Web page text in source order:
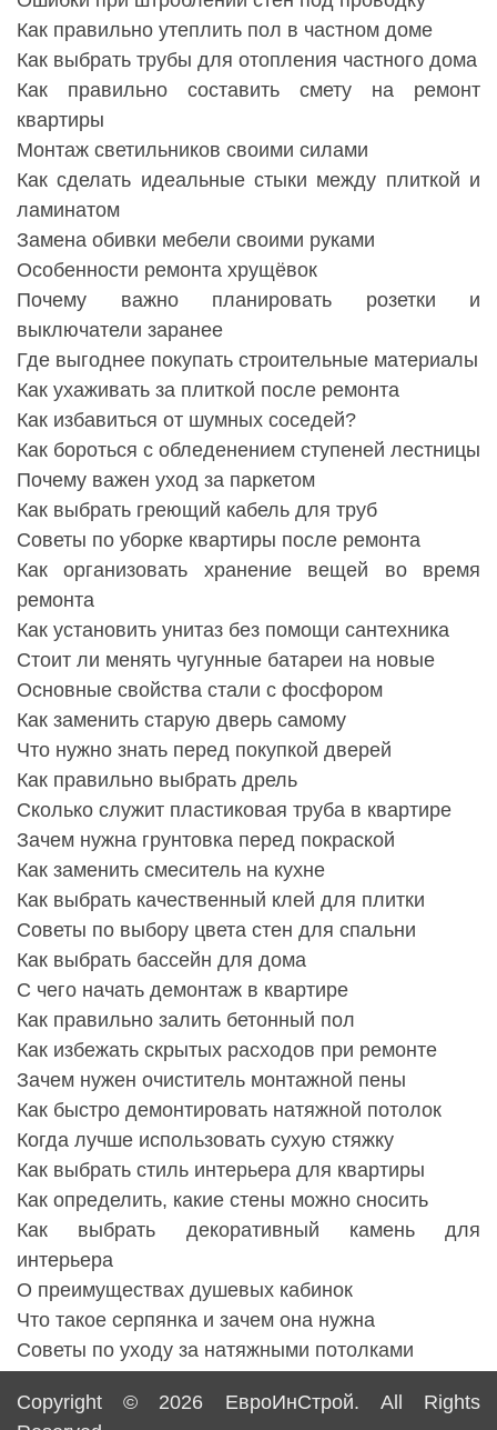
Как правильно утеплить пол в частном доме
Как выбрать трубы для отопления частного дома
Как правильно составить смету на ремонт
квартиры
Монтаж светильников своими силами
Как сделать идеальные стыки между плиткой и
ламинатом
Замена обивки мебели своими руками
Особенности ремонта хрущёвок
Почему важно планировать розетки и
выключатели заранее
Где выгоднее покупать строительные материалы
Как ухаживать за плиткой после ремонта
Как избавиться от шумных соседей?
Как бороться с обледенением ступеней лестницы
Почему важен уход за паркетом
Как выбрать греющий кабель для труб
Советы по уборке квартиры после ремонта
Как организовать хранение вещей во время
ремонта
Как установить унитаз без помощи сантехника
Стоит ли менять чугунные батареи на новые
Основные свойства стали с фосфором
Как заменить старую дверь самому
Что нужно знать перед покупкой дверей
Как правильно выбрать дрель
Сколько служит пластиковая труба в квартире
Зачем нужна грунтовка перед покраской
Как заменить смеситель на кухне
Как выбрать качественный клей для плитки
Советы по выбору цвета стен для спальни
Как выбрать бассейн для дома
С чего начать демонтаж в квартире
Как правильно залить бетонный пол
Как избежать скрытых расходов при ремонте
Зачем нужен очиститель монтажной пены
Как быстро демонтировать натяжной потолок
Когда лучше использовать сухую стяжку
Как выбрать стиль интерьера для квартиры
Как определить, какие стены можно сносить
Как выбрать декоративный камень для
интерьера
О преимуществах душевых кабинок
Что такое серпянка и зачем она нужна
Советы по уходу за натяжными потолками
Copyright © 2026 ЕвроИнСтрой. All Rights